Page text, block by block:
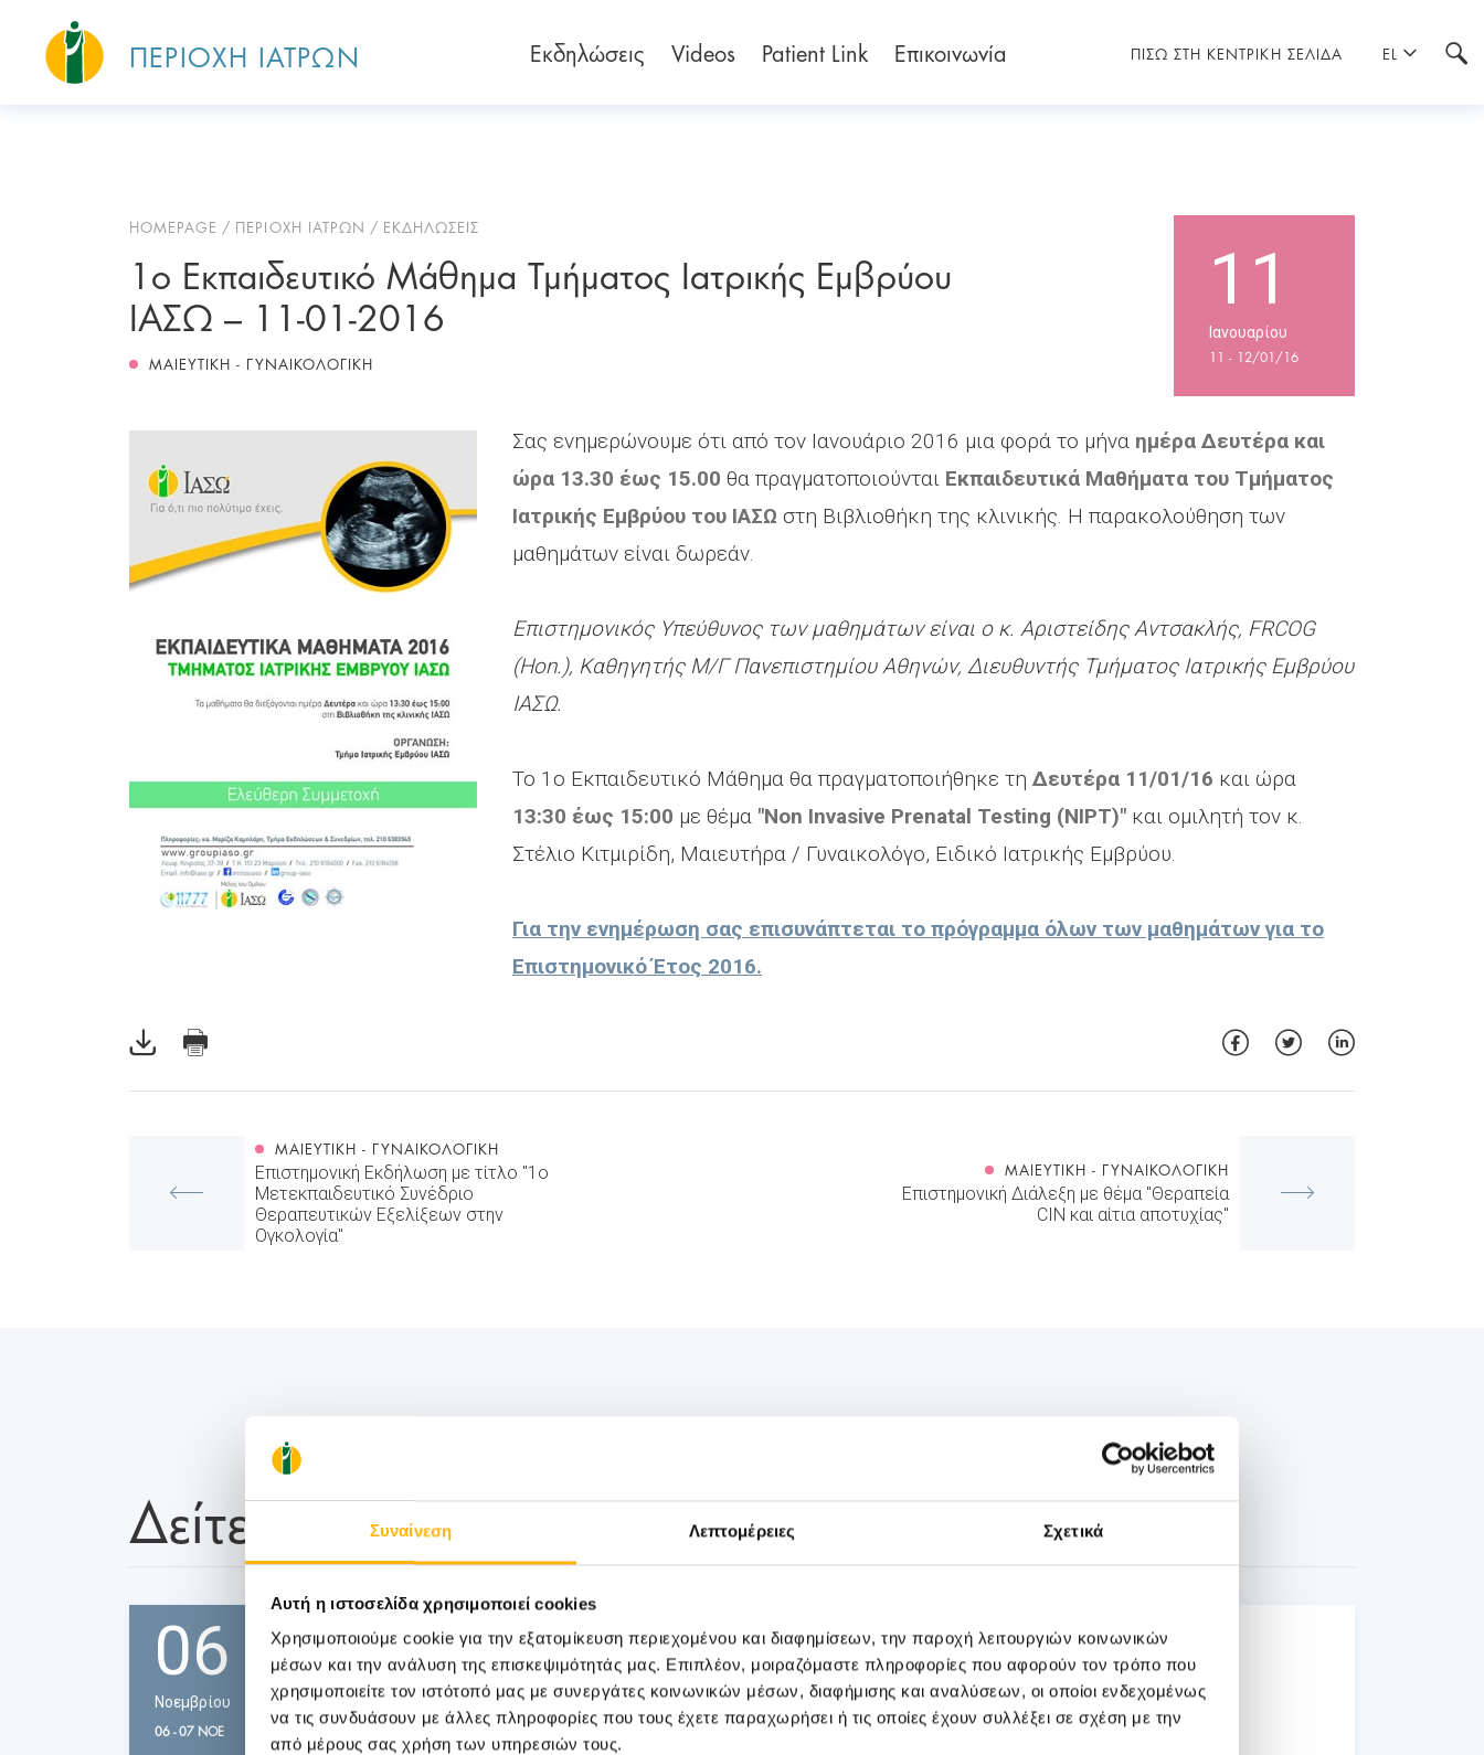
Συναίνεση Λεπτομέρειες Σχετικά
Αυτή η ιστοσελίδα χρησιμοποιεί cookies
Χρησιμοποιούμε cookie για την εξατομίκευση περιεχομένου και διαφημίσεων, την παροχή λειτουργιών κοινωνικών
μέσων και την ανάλυση της επισκεψιμότητάς μας. Επιπλέον, μοιραζόμαστε πληροφορίες που αφορούν τον τρόπο που
χρησιμοποιείτε τον ιστότοπό μας με συνεργάτες κοινωνικών μέσων, διαφήμισης και αναλύσεων, οι οποίοι ενδεχομένως
να τις συνδυάσουν με άλλες πληροφορίες που τους έχετε παραχωρήσει ή τις οποίες έχουν συλλέξει σε σχέση με την
από μέρους σας χρήση των υπηρεσιών τους.
ΠΙΣΩ ΣΤΗ ΚΕΝΤΡΙΚΗ ΣΕΛΙΔΑ EL
ΠΕΡΙΟΧΗ ΙΑΤΡΩΝ Εκδηλώσεις Videos Patient Link Επικοινωνία
HOMEPAGE ΠΕΡΙΟΧΗ ΙΑΤΡΩΝ ΕΚΔΗΛΩΣΕΙΣ
11
Ιανουαρίου
11 - 12/01/16
1ο Εκπαιδευτικό Μάθημα Τμήματος Ιατρικής Εμβρύου
ΙΑΣΩ – 11-01-2016
ΜΑΙΕΥΤΙΚΗ - ΓΥΝΑΙΚΟΛΟΓΙΚΗ
Σας ενημερώνουμε ότι από τον Ιανουάριο 2016 μια φορά το μήνα ημέρα Δευτέρα και
ώρα 13.30 έως 15.00 θα πραγματοποιούνται Εκπαιδευτικά Μαθήματα του Τμήματος
Ιατρικής Εμβρύου του ΙΑΣΩ στη Βιβλιοθήκη της κλινικής. Η παρακολούθηση των
μαθημάτων είναι δωρεάν.
Επιστημονικός Υπεύθυνος των μαθημάτων είναι ο κ. Αριστείδης Αντσακλής, FRCOG
(Hon.), Καθηγητής Μ/Γ Πανεπιστημίου Αθηνών, Διευθυντής Τμήματος Ιατρικής Εμβρύου
ΙΑΣΩ.
Το 1ο Εκπαιδευτικό Μάθημα θα πραγματοποιήθηκε τη Δευτέρα 11/01/16 και ώρα
13:30 έως 15:00 με θέμα "Non Invasive Prenatal Testing (NIPT)" και ομιλητή τον κ.
Στέλιο Κιτμιρίδη, Μαιευτήρα / Γυναικολόγο, Ειδικό Ιατρικής Εμβρύου.
Για την ενημέρωση σας επισυνάπτεται το πρόγραμμα όλων των μαθημάτων για το
Επιστημονικό Έτος 2016.
ΜΑΙΕΥΤΙΚΉ - ΓΥΝΑΙΚΟΛΟΓΙΚΉ
Επιστημονική Εκδήλωση με τίτλο "1o
Μετεκπαιδευτικό Συνέδριο
Θεραπευτικών Εξελίξεων στην
Ογκολογία"
ΜΑΙΕΥΤΙΚΉ - ΓΥΝΑΙΚΟΛΟΓΙΚΉ
Επιστημονική Διάλεξη με θέμα "Θεραπεία
CIN και αίτια αποτυχίας"
Δείτε Επίσης
06
Νοεμβρίου
06 - 07 ΝΟΕ
31
Οκτωβρίου
03
Ιουλίου
03 - 04 ΙΟΥΛ